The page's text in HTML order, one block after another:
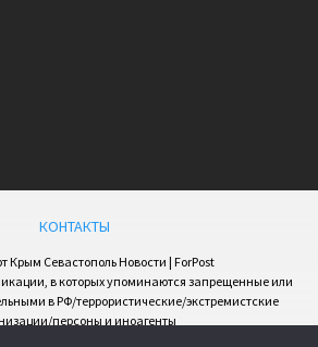
КОНТАКТЫ
Крым Севастополь Новости | ForPost
в которых упоминаются запрещенные или
в РФ/террористические/экстремистские
персоны и иноагенты